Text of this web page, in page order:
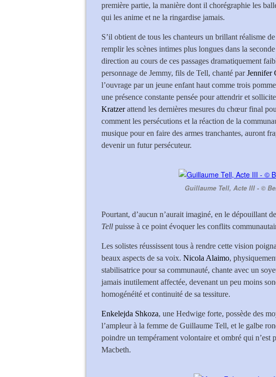
première partie, la manière dont il chorégraphie les
qui les anime et ne la ringardise jamais.
S’il obtient de tous les chanteurs un brillant réalisme
remplir les scènes intimes plus longues dans la
direction au cours de ces passages dramatiquement
personnage de Jemmy, fils de Tell, chanté parJennifer
l’ouvrage par un jeune enfant haut comme trois
une présence constante pensée pour attendrir et
Kratzerattend les dernières mesures du chœur final
comment les persécutions et la réaction de la
musique pour en faire des armes tranchantes, auront
devenir un futur persécuteur.
Guillaume Tell, Acte III - ©
Pourtant, d’aucun n’aurait imaginé, en le dépouillant
Tell puisse à ce point évoquer les conflits
Les solistes réussissent tous à rendre cette vision
beaux aspects de sa voix. Nicola Alaimo,
stabilisatrice pour sa communauté, chante avec un
jamais inutilement affectée, devenant un peu moins
homogénéité et continuité de sa tessiture.
Enkelejda Shkoza, une Hedwige forte, possède des
l’ampleur à la femme de Guillaume Tell, et le galbe
poindre un tempérament volontaire et ombré qui n’est
Macbeth.